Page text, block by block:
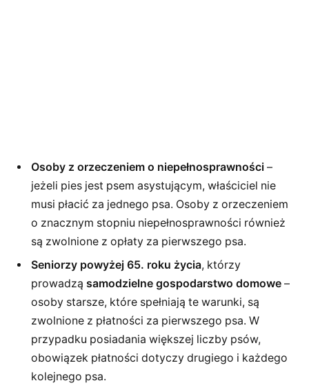
Osoby z orzeczeniem o niepełnosprawności –
jeżeli pies jest psem asystującym, właściciel nie
musi płacić za jednego psa. Osoby z orzeczeniem
o znacznym stopniu niepełnosprawności również
są zwolnione z opłaty za pierwszego psa.
Seniorzy powyżej 65. roku życia, którzy
prowadzą samodzielne gospodarstwo domowe –
osoby starsze, które spełniają te warunki, są
zwolnione z płatności za pierwszego psa. W
przypadku posiadania większej liczby psów,
obowiązek płatności dotyczy drugiego i każdego
kolejnego psa.